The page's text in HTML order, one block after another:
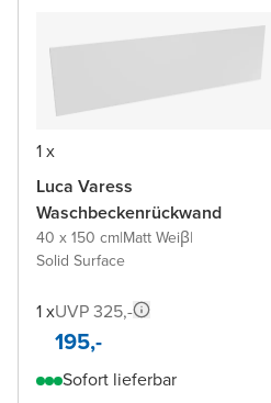
1 x
Luca Varess
Waschbeckenrückwand
40 x 150 cm|Matt Weiβ|
Solid Surface
1 xUVP 325,-
195,-
Sofort lieferbar